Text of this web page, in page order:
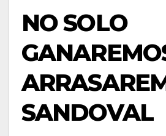
NO SOLO
SANDOVAL